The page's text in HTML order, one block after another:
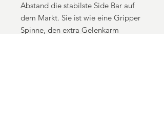
Abstand die stabilste Side Bar auf
dem Markt. Sie ist wie eine Gripper
Spinne, den extra Gelenkarm